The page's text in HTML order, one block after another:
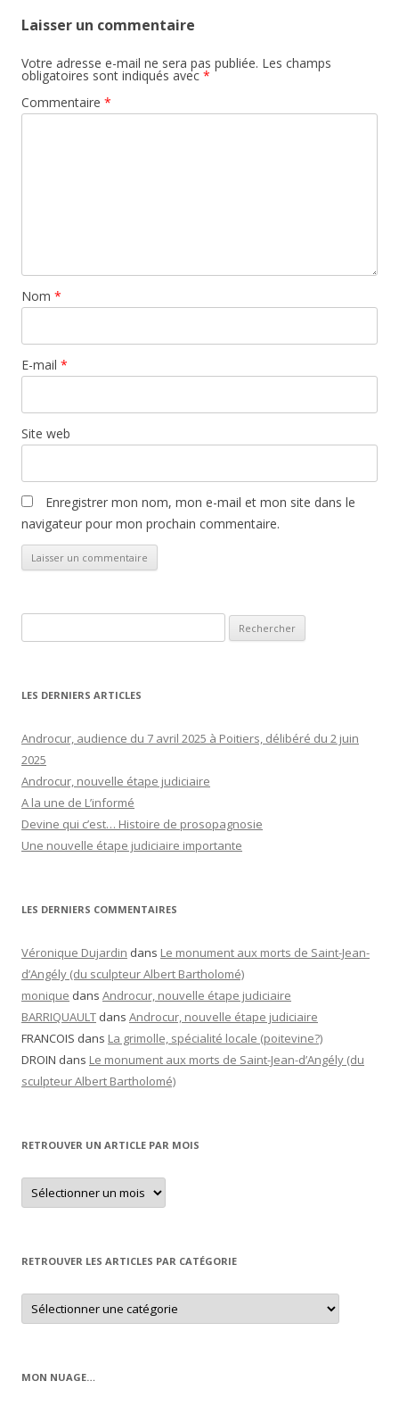
Laisser un commentaire
Votre adresse e-mail ne sera pas publiée. Les champs
obligatoires sont indiqués avec *
Commentaire *
Nom *
E-mail *
Site web
Enregistrer mon nom, mon e-mail et mon site dans le
navigateur pour mon prochain commentaire.
LES DERNIERS ARTICLES
Androcur, audience du 7 avril 2025 à Poitiers, délibéré du 2 juin
2025
Androcur, nouvelle étape judiciaire
A la une de L’informé
Devine qui c’est… Histoire de prosopagnosie
Une nouvelle étape judiciaire importante
LES DERNIERS COMMENTAIRES
Véronique Dujardin dans Le monument aux morts de Saint-Jean-
d’Angély (du sculpteur Albert Bartholomé)
monique dans Androcur, nouvelle étape judiciaire
BARRIQUAULT dans Androcur, nouvelle étape judiciaire
FRANCOIS dans La grimolle, spécialité locale (poitevine?)
DROIN dans Le monument aux morts de Saint-Jean-d’Angély (du
sculpteur Albert Bartholomé)
RETROUVER UN ARTICLE PAR MOIS
Retrouver
un
article
RETROUVER LES ARTICLES PAR CATÉGORIE
Retrouver
les
articles
MON NUAGE…